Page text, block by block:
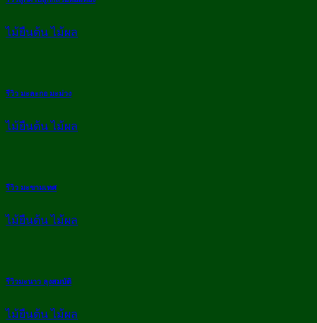
ไม้ยืนต้น ไม้ผล
รีวิว มะละกอ มะม่วง
ไม้ยืนต้น ไม้ผล
รีวิว มะขามเทศ
ไม้ยืนต้น ไม้ผล
รีวิวมะนาว ลุงสมบัติ
ไม้ยืนต้น ไม้ผล